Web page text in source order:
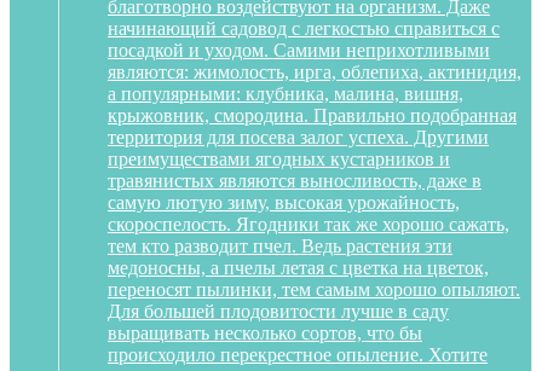
благотворно воздействуют на организм. Даже
начинающий садовод с легкостью справиться с
посадкой и уходом. Самими неприхотливыми
являются: жимолость, ирга, облепиха, актинидия,
а популярными: клубника, малина, вишня,
крыжовник, смородина. Правильно подобранная
территория для посева залог успеха. Другими
преимуществами ягодных кустарников и
травянистых являются выносливость, даже в
самую лютую зиму, высокая урожайность,
скороспелость. Ягодники так же хорошо сажать,
тем кто разводит пчел. Ведь растения эти
медоносны, а пчелы летая с цветка на цветок,
переносят пылинки, тем самым хорошо опыляют.
Для большей плодовитости лучше в саду
выращивать несколько сортов, что бы
происходило перекрестное опыление. Хотите